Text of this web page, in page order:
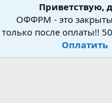
Приветствую,
ОФФРМ - это
после оплаты!!
Оплатить